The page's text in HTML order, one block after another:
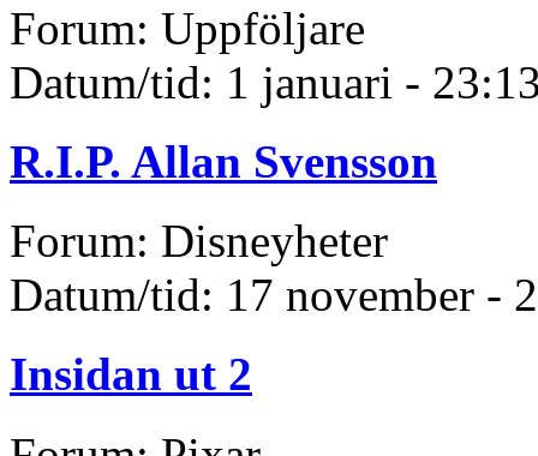
Forum: Uppföljare
Datum/tid: 1 januari -
R.I.P. Allan Svensson
Forum: Disneyheter
Datum/tid: 17 november -
Insidan ut 2